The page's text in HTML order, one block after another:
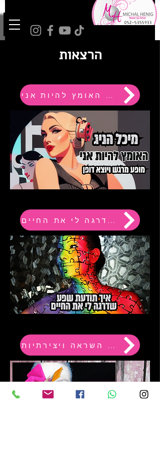
הרצאות
מופע האומץ להיות אני
איך תודעת שפע שדרגה לי את החיים
הרצאה על השראה ויצירתיות